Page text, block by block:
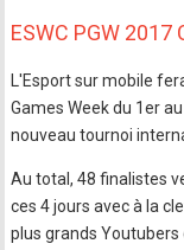
ESWC PGW 2017
L'Esport sur mobile
Games Week du 1er
nouveau tournoi
Au total, 48 finalistes
ces 4 jours avec à la
plus grands